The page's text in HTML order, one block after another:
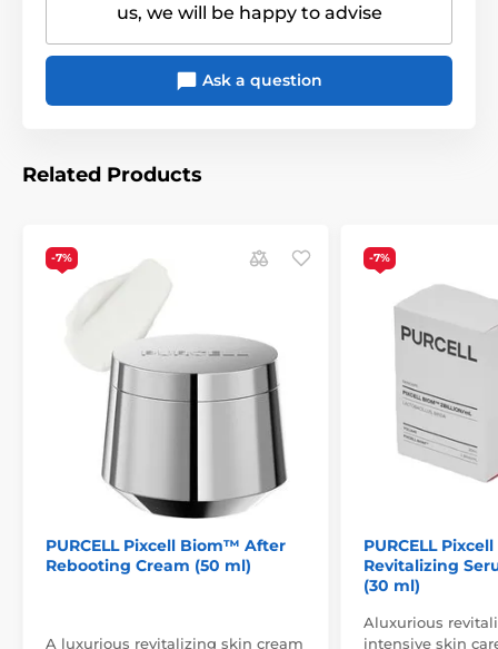
us, we will be happy to advise
Ask a question
Related Products
-7%
PURCELL Pixcell Biom™ After
Rebooting Cream (50 ml)
A luxurious revitalizing skin cream
-7%
PURCELL
Revitalizing
(30 ml)
Aluxurious
intensive skin